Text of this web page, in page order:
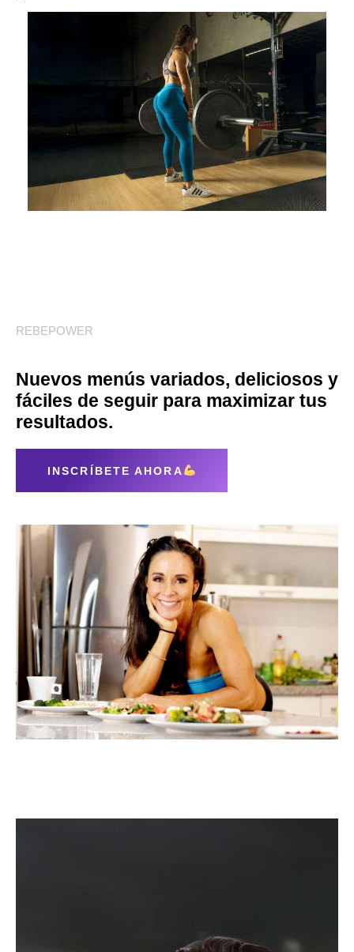
REBEPOWER
Nuevos menús variados, deliciosos y
fáciles de seguir para maximizar tus
resultados.
INSCRÍBETE AHORA